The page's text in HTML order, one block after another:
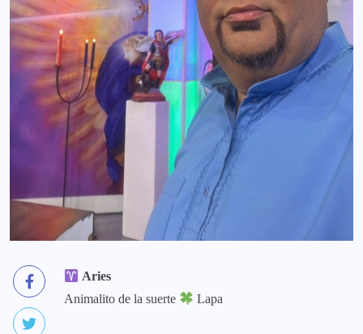
Aries
Animalito de la suerte
Lapa